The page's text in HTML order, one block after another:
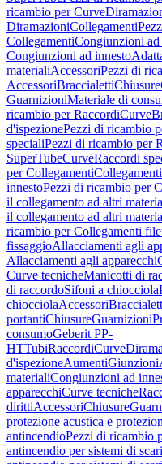
ricambio per Curve
DiramazioniCollegamenti
CollegamentiCongiunzioni ad
Congiunzioni ad innesto
materialiAccessoriPezzi di
AccessoriBraccialettiChiusure
GuarnizioniMateriale di
ricambio per RaccordiCurve
d'ispezionePezzi di ricambio
specialiPezzi di ricambio per
SuperTubeCurveRaccordi
per Collegamenti
innestoPezzi di ricambio per
il collegamento ad altri
il collegamento ad altri
ricambio per Collegamenti
fissaggioAllacciamenti agli
Allacciamenti agli apparecchi
Curve tecnicheManicotti di
di raccordoSifoni a chiocciola
chiocciolaAccessori
portantiChiusureGuarnizioni
consumoGeberit PP-
HTTubiRaccordiCurve
d'ispezioneAumentiGiunzioni
materialiCongiunzioni ad
apparecchiCurve tecniche
dirittiAccessoriChiusure
protezione acustica e
antincendioPezzi di ricambio
antincendio per sistemi di